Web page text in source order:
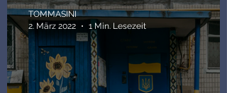
TOMMASINI
2. März 2022
1 Min. Lesezeit